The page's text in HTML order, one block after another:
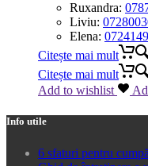
Ruxandra:
Liviu:
Elena:
Citește mai mult
Citește mai mult
Add to wishlist
Info utile
6 sfaturi pentru